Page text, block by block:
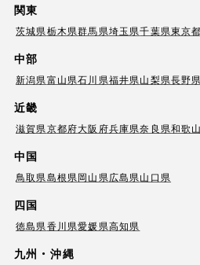
関東
茨城県栃木県群馬県埼玉県千葉県東京都
中部
新潟県富山県石川県福井県山梨県長野県
近畿
滋賀県京都府大阪府兵庫県奈良県和歌
中国
鳥取県島根県岡山県広島県山口県
四国
徳島県香川県愛媛県高知県
九州・沖縄